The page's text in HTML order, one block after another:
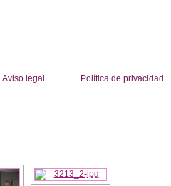
Aviso legal Política de privacidad